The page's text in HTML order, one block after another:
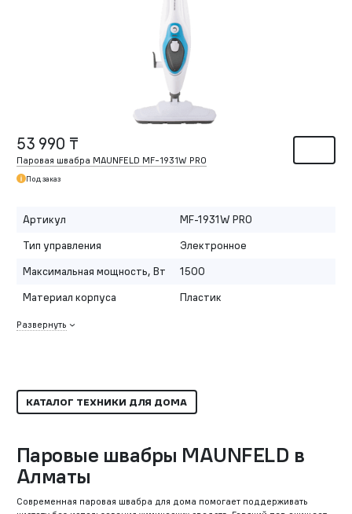
53 990 ₸
Паровая швабра MAUNFELD MF-1931W PRO
Под заказ
Артикул
MF-1931W PRO
Тип управления
Электронное
Максимальная мощность, Вт
1500
Материал корпуса
Пластик
Развернуть
КАТАЛОГ ТЕХНИКИ ДЛЯ ДОМА
Паровые швабры MAUNFELD в
Алматы
Современная паровая швабра для дома помогает поддерживать